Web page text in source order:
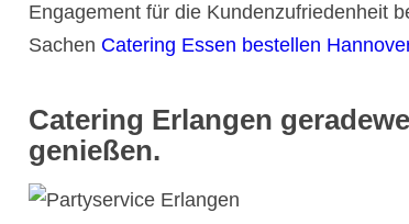
Engagement für die Kundenzufriedenheit
Sachen Catering Essen bestellen
Catering Erlangen
genießen.